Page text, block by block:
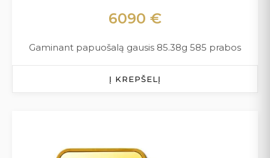
6090 €
Gaminant papuošalą gausis 85.38g 585 prabos
Į KREPŠELĮ